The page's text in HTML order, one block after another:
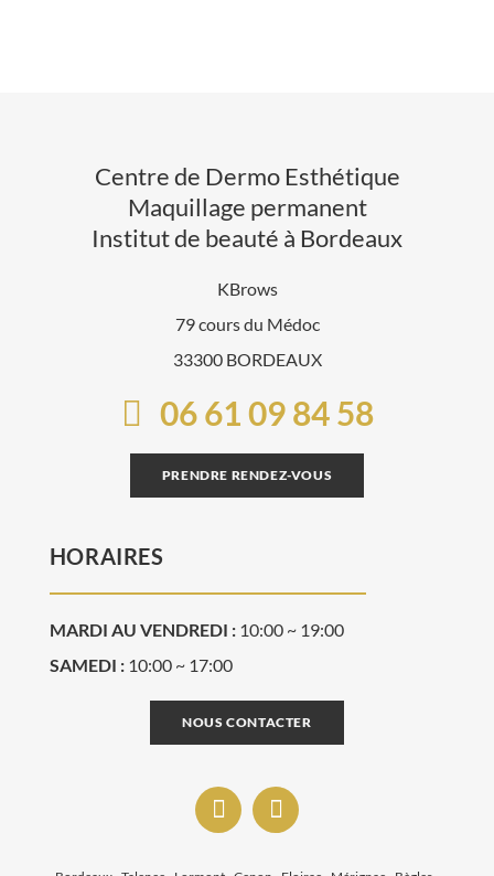
Centre de Dermo Esthétique
Maquillage permanent
Institut de beauté à Bordeaux
KBrows
79 cours du Médoc
33300 BORDEAUX
06 61 09 84 58
PRENDRE RENDEZ-VOUS
HORAIRES
MARDI AU VENDREDI : 10:00 ~ 19:00
SAMEDI : 10:00 ~ 17:00
NOUS CONTACTER